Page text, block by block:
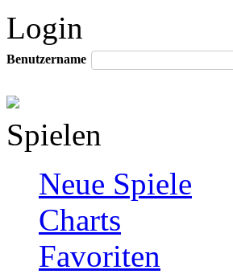
Login
Benutzername
Spielen
Neue Spiele
Charts
Favoriten